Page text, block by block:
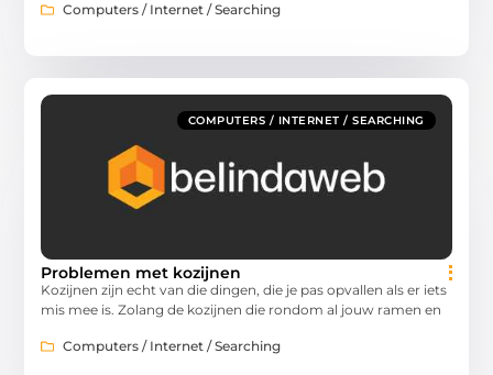
Computers / Internet / Searching
COMPUTERS / INTERNET / SEARCHING
Problemen met kozijnen
Kozijnen zijn echt van die dingen, die je pas opvallen als er iets
mis mee is. Zolang de kozijnen die rondom al jouw ramen en
Computers / Internet / Searching